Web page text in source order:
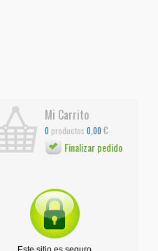
Mi Carrito
0 productos 0,00 €
Finalizar pedido